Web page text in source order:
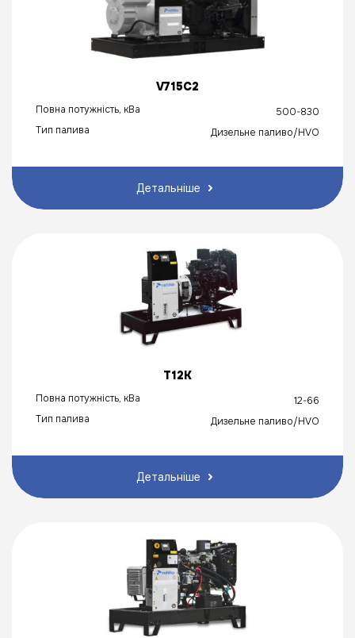
V715C2
Повна потужність, кВа
500-830
Тип палива
Дизельне паливо/HVO
Детальніше
T12K
Повна потужність, кВа
12-66
Тип палива
Дизельне паливо/HVO
Детальніше